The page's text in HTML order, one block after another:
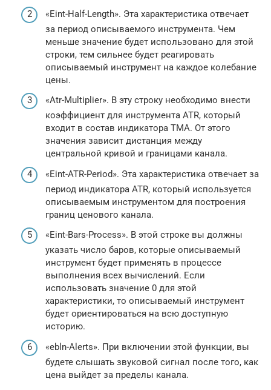
«Eint-Half-Length». Эта характеристика отвечает
за период описываемого инструмента. Чем
меньше значение будет использовано для этой
строки, тем сильнее будет реагировать
описываемый инструмент на каждое колебание
цены.
«Atr-Multiplier». В эту строку необходимо внести
коэффициент для инструмента ATR, который
входит в состав индикатора TMA. От этого
значения зависит дистанция между
центральной кривой и границами канала.
«Eint-ATR-Period». Эта характеристика отвечает за
период индикатора ATR, который используется
описываемым инструментом для построения
границ ценового канала.
«Eint-Bars-Process». В этой строке вы должны
указать число баров, которые описываемый
инструмент будет применять в процессе
выполнения всех вычислений. Если
использовать значение 0 для этой
характеристики, то описываемый инструмент
будет ориентироваться на всю доступную
историю.
«ebln-Alerts». При включении этой функции, вы
будете слышать звуковой сигнал после того, как
цена выйдет за пределы канала.